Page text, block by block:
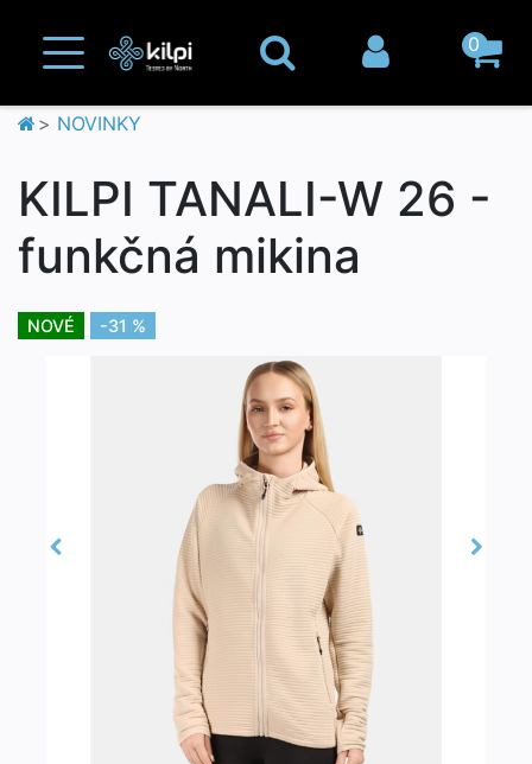
0
NOVINKY
KILPI TANALI-W 26 -
funkčná mikina
NOVÉ -31 %
Previous Next